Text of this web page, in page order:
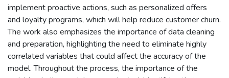
implement proactive actions, such as personalized offers
and loyalty programs, which will help reduce customer churn.
The work also emphasizes the importance of data cleaning
and preparation, highlighting the need to eliminate highly
correlated variables that could affect the accuracy of the
model. Throughout the process, the importance of the